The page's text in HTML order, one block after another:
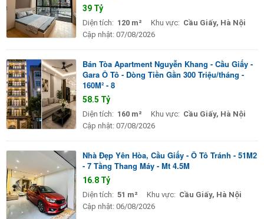
39 Tỷ
Diện tích: 120 m² Khu vực: Cầu Giấy, Hà Nội
Cập nhật: 07/08/2026
Bán Tòa Apartment Nguyễn Khang - Cầu Giấy -
Gara Ô Tô - Dòng Tiền Gần 300 Triệu/tháng -
160M² - 8
58.5 Tỷ
Diện tích: 160 m² Khu vực: Cầu Giấy, Hà Nội
Cập nhật: 07/08/2026
Nhà Đẹp Yên Hòa, Cầu Giấy - Ô Tô Tránh - 51M2
- 7 Tầng Thang Máy - Mt 4.5M
16.8 Tỷ
Diện tích: 51 m² Khu vực: Cầu Giấy, Hà Nội
Cập nhật: 06/08/2026